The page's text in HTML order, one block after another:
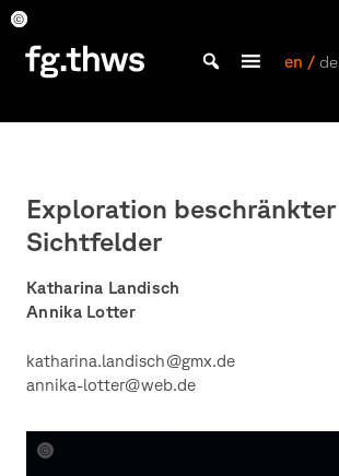
Skip
content
|
Gestaltung
Würzburg
en / de
Exploration beschränkter
Sichtfelder
Katharina Landisch
Annika Lotter
katharina.landisch@gmx.de
annika-lotter@web.de